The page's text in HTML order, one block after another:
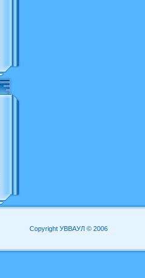
Copyright УВВАУЛ © 2006